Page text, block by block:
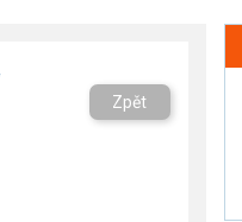
Zpět